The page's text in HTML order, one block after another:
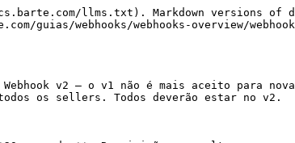
|
| **authorization**       | `string`  | Token de autenticação.                                         |

> 💡 **Dica de Segurança:** Valide o `X-Webhook-Timestamp` (tolerância de até 5 minutos) e verifique a unicidade do `X-Webhook-Nonce` para evitar processamento duplicado.

***

## Estrutura do envelope v2

```json
{
  "version": "2.0",
  "domain": "ORDER",
  "eventType": "order.paid",
  "eventId": "evt_abc123",
  "eventDatetime": "2026-01-30T10:30:00Z",
  "sellerId": 123,
  "metadata": [],
  "eventData": { ... }
}
```

### Campos do envelope

| Campo             | Tipo      | Descrição                                                                                        |
| ----------------- | --------- | ------------------------------------------------------------------------------------------------ |
| **version**       | `string`  | Versão do formato do webhook. Valor: `"2.0"`.                                                    |
| **domain**        | `string`  | Tipo de evento: `ORDER` para cobranças pontuais.                                                 |
| **eventType**     | `string`  | Tipo do evento ocorrido. Ver [Tipos de evento](#tipos-de-evento-eventtype) abaixo.               |
| **eventId**       | `string`  | Identificador único do **evento** (distinto do UUID do pedido).                                  |
| **eventDatetime** | `string`  | Data e hora do evento no formato ISO 8601.                                                       |
| **sellerId**      | `integer` | Identificador interno do vendedor.                                                               |
| **metadata**      | `array`   | Lista de pares `{ key, value }` com informações adicionais.                                      |
| **eventData**     | `object`  | Dados completos do pedido e da cobrança. Ver [Campos do eventData](#campos-do-eventdata) abaixo. |

{% hint style="warning" %}
O campo `version` indica o formato de entrega. Sempre valide esse campo para garantir compatibilidade com a versão integrada.
{% endhint %}

***

## Tipos de evento (`eventType`)

O campo `eventType` identifica o evento ocorrido e corresponde diretamente ao status do pedido:

| eventType              | Descrição                                      |
| ---------------------- | ---------------------------------------------- |
| `order.sent`           | Pedido criado.                                 |
| `order.paid`           | Pagamento confirmado.                          |
| `order.partially_paid` |